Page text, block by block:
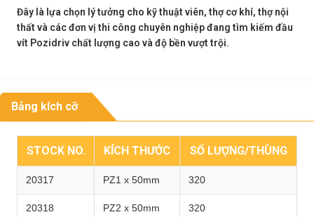
Đây là lựa chọn lý tưởng cho kỹ thuật viên, thợ cơ khí, thợ nội
thất và các đơn vị thi công chuyên nghiệp đang tìm kiếm đầu
vít Pozidriv chất lượng cao và độ bền vượt trội.
Bảng kích cỡ
STOCK NO. KÍCH THƯỚC SỐ LƯỢNG/THÙNG
20317 PZ1 x 50mm 320
20318 PZ2 x 50mm 320